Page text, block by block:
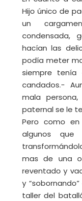
Hijo único de
un
condensada,
hacían las
podía meter
siempre tenía
candados.-
mala
paternal se le
Pero como
algunos que
mas de una
reventado y
y
taller del